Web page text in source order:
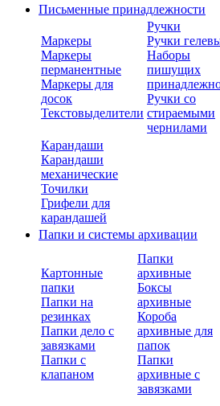
Письменные принадлежности
Маркеры
Маркеры
перманентные
Маркеры для
досок
Текстовыделители
Ручки
Ручки
Наборы
пишущих
Ручки со
стираемыми
чернилами
Карандаши
Карандаши
механические
Точилки
Грифели для
карандашей
Папки и системы архивации
Картонные
папки
Папки на
резинках
Папки дело с
завязками
Папки с
клапаном
Папки
архивные
Боксы
архивные
Короба
архивные для
папок
Папки
архивные с
завязками